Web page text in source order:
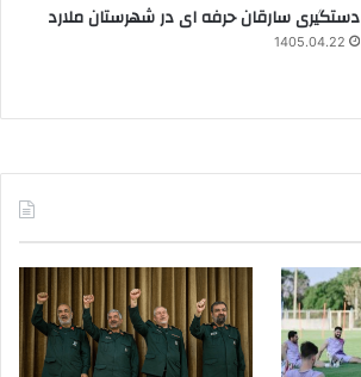
دستگیری سارقان حرفه ای در شهرستان ملارد
1405.04.22